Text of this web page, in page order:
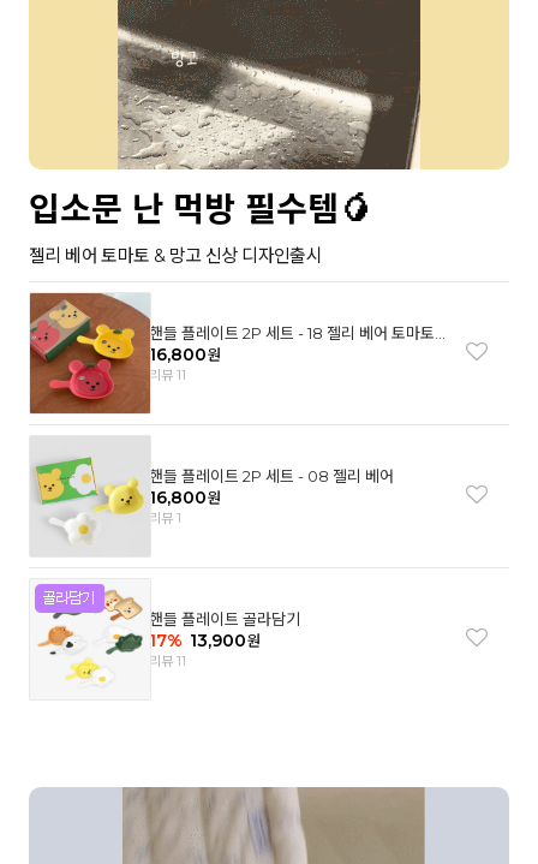
입소문 난 먹방 필수템🥭
젤리 베어 토마토 & 망고 신상 디자인출시
핸들 플레이트 2P 세트 - 18 젤리 베어 토마토
& 망고
16,800원
리뷰 11
핸들 플레이트 2P 세트 - 08 젤리 베어
16,800원
리뷰 1
핸들 플레이트 골라담기
17% 13,900원
리뷰 11